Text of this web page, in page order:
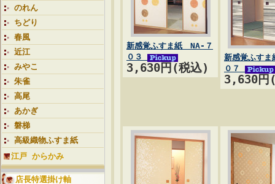
のれん
ちどり
春風
近江
みやこ
朱雀
高尾
あかぎ
磐梯
高級織物ふすま紙
江戸 からかみ
店長特選掛け軸
新感覚ふすま紙 NA-７
０３
3,630円(税込)
新感覚ふす
０７
3,630円